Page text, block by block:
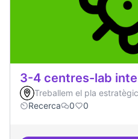
3-4 centres-lab
Treballem el pla
Recerca
0 0